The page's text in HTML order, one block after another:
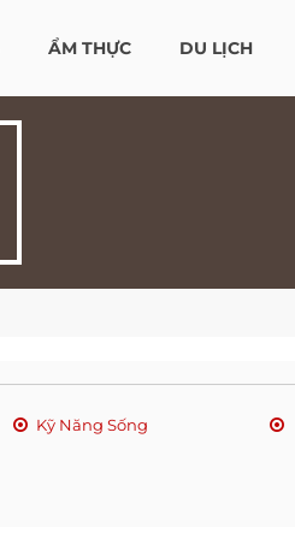
ẨM THỰC DU LỊCH
Kỹ Năng Sống